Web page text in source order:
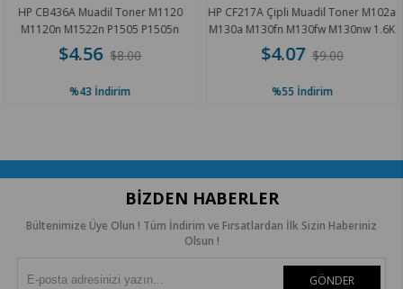
CB436A Muadil Toner M1120
M1522n P1505 P1505n
M1522nf 1.8K
$4.56 $8.00
İndirim
HP CF217A Çipli Muadil Toner M102a
M130a M130fn M130fw M130nw 1.6K
$4.07 $9.00
İndirim
BIZDEN HABERLER
Bültenimize Üye Olun ! Tüm İndirim ve Fırsatlardan İlk Sizin Haberiniz
Olsun !
GÖNDER